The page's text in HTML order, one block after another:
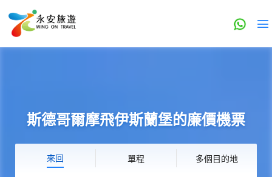
斯德哥爾摩飛伊斯蘭堡的廉價機票
來回 單程 多個目的地